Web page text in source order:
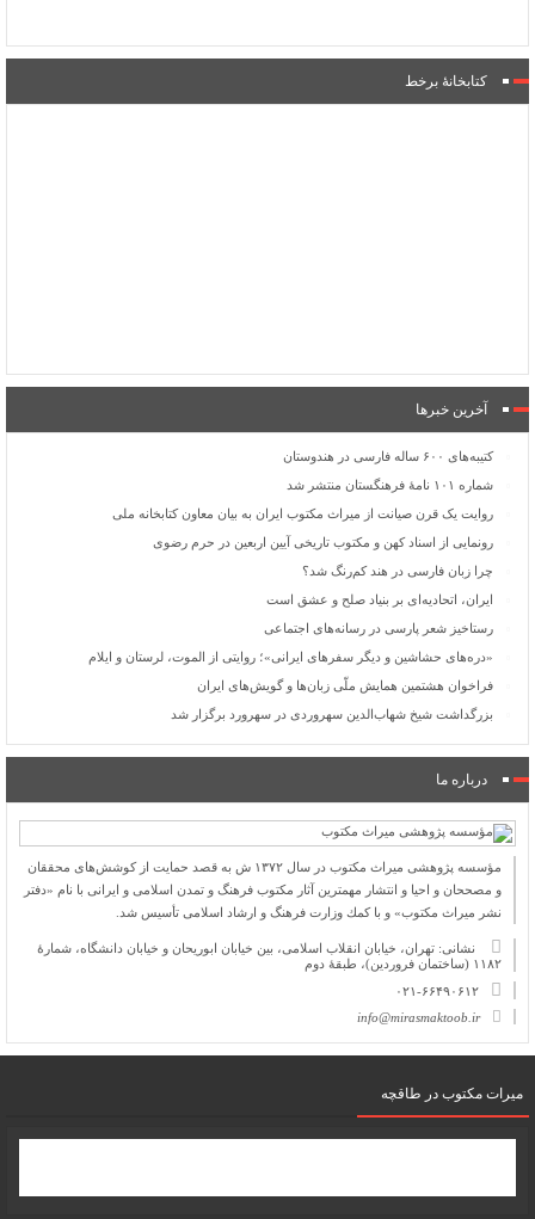
کتابخانۀ برخط
آخرین خبرها
کتیبه‌های ۶۰۰ ساله فارسی در هندوستان
شماره ۱۰۱ نامۀ فرهنگستان منتشر شد
روایت یک قرن صیانت از میراث مکتوب ایران به بیان معاون کتابخانه ملی
رونمایی از اسناد کهن و مکتوب تاریخی آیین اربعین در حرم رضوی
چرا زبان فارسی در هند کم‌رنگ شد؟
ایران، اتحادیه‌ای بر بنیاد صلح و عشق است
رستاخیز شعر پارسی در رسانه‌های اجتماعی
«دره‌های حشاشین و دیگر سفرهای ایرانی»؛ روایتی از الموت، لرستان و ایلام
فراخوان هشتمین همایش ملّی زبان‌ها و گویش‌های ایران
بزرگداشت شیخ شهاب‌الدین سهروردی در سهرورد برگزار شد
درباره ما
مؤسسه پژوهشی میراث مكتوب در سال ۱۳۷۲ ش به قصد حمایت از كوشش‌های محققان
و مصححان و احیا و انتشار مهمترین آثار مكتوب فرهنگ و تمدن اسلامی و ایرانی با نام «دفتر
نشر میراث مكتوب» و با كمك وزارت فرهنگ و ارشاد اسلامی تأسیس شد.
نشانی: تهران، خیابان انقلاب اسلامی، بین خیابان ابوریحان و خیابان دانشگاه، شمارۀ
۱۱۸۲ (ساختمان فروردین)، طبقۀ دوم
۰۲۱-۶۶۴۹۰۶۱۲
info@mirasmaktoob.ir
میرات مکتوب در طاقچه